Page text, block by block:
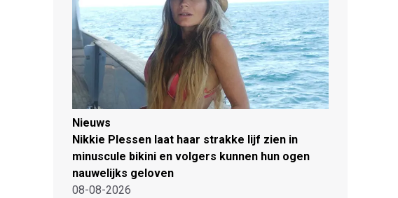
Nieuws
Nikkie Plessen laat haar strakke lijf zien in
minuscule bikini en volgers kunnen hun ogen
nauwelijks geloven
08-08-2026